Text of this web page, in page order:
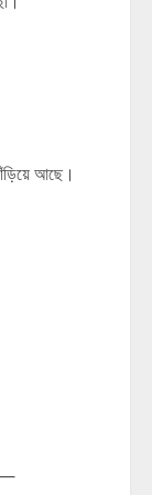
আছে।